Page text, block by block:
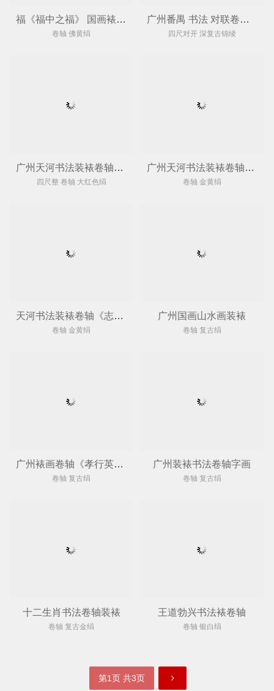
福《福中之福》 国画裱卷轴
卷轴 佛黄绢
广州番禺 书法 对联卷轴装裱
四尺对开 深复古锦绫
广州天河书法装裱卷轴《兰竹图》
四尺整 卷轴 大红色绢
广州天河书法装裱卷轴《舍得》
卷轴 金黄绢
天河书法装裱卷轴《志存高远》
卷轴 金黄绢
广州国画山水画装裱
卷轴 复古绢
广州裱画卷轴《孝行英华》
卷轴 复古绢
广州装裱书法卷轴字画
卷轴 复古绢
十二生肖书法卷轴装裱
卷轴 复古金绢
王道勃兴书法裱卷轴
卷轴 银白绢
第1页 共3页